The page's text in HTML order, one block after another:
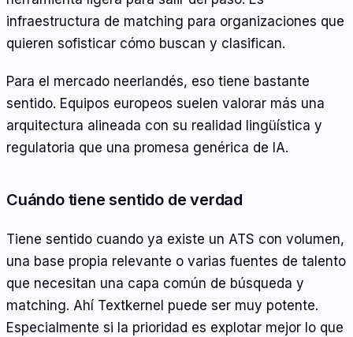
infraestructura de matching para organizaciones que
quieren sofisticar cómo buscan y clasifican.
Para el mercado neerlandés, eso tiene bastante
sentido. Equipos europeos suelen valorar más una
arquitectura alineada con su realidad lingüística y
regulatoria que una promesa genérica de IA.
Cuándo tiene sentido de verdad
Tiene sentido cuando ya existe un ATS con volumen,
una base propia relevante o varias fuentes de talento
que necesitan una capa común de búsqueda y
matching. Ahí Textkernel puede ser muy potente.
Especialmente si la prioridad es explotar mejor lo que